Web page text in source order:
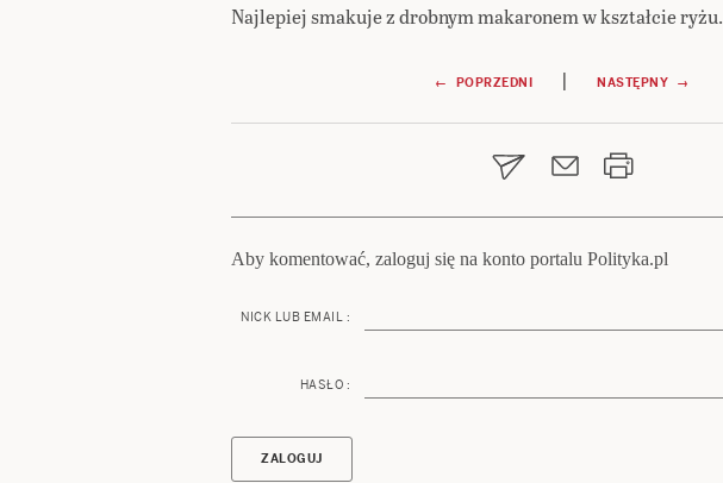
Najlepiej smakuje z drobnym makaronem w kształcie ryżu.
wpisu
← POPRZEDNI | NASTĘPNY →
Aby komentować, zaloguj się na konto portalu Polityka.pl
NICK LUB EMAIL :
HASŁO :